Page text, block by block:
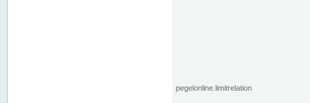
pegelonline.limitrelation